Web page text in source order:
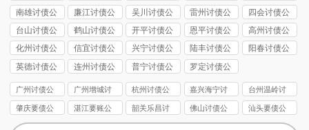
司
司
南雄讨债公
司
廉江讨债公
司
吴川讨债公
司
雷州讨债公
司
四会讨债公
司
台山讨债公
司
鹤山讨债公
司
开平讨债公
司
恩平讨债公
司
高州讨债公
司
化州讨债公
司
信宜讨债公
司
兴宁讨债公
司
陆丰讨债公
司
阳春讨债公
英德讨债公
司
连州讨债公
司
普宁讨债公
司
罗定讨债公
司
广州讨债公
司
广州增城讨
债公司
杭州讨债公
司
嘉兴海宁讨
债要账
台州温岭讨
债公司
肇庆要债公
司
湛江要账公
司
韶关乐昌讨
债公司
佛山讨债公
司
汕头要债公
司